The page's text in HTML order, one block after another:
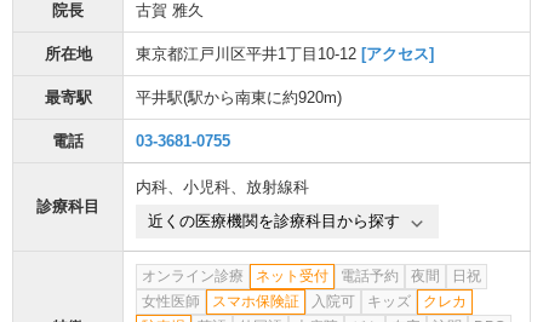
院長 古賀 雅久
所在地 東京都江戸川区平井1丁目10-12 [アクセス]
最寄駅 平井駅(駅から南東に約920m)
電話 03-3681-0755
診療科目
内科、 小児科、 放射線科
近くの医療機関を診療科目から探す
オンライン診療 ネット受付 電話予約 夜間
日祝
女性医師
スマホ保険証 入院可 キッズ
クレカ